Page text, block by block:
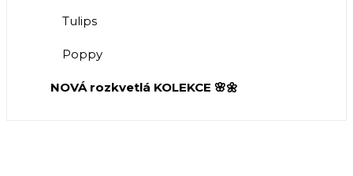
Tulips
Poppy
NOVÁ rozkvetlá KOLEKCE 🌸🌼